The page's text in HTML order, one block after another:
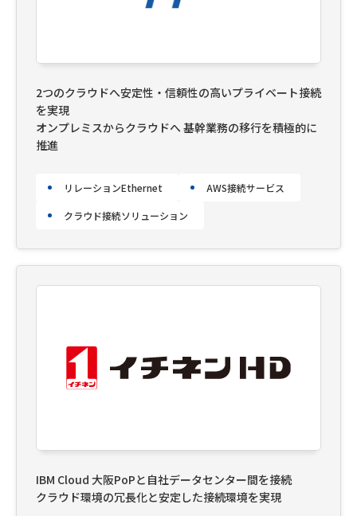
2つのクラウドへ安定性・信頼性の高いプライベート接続
を実現
オンプレミスからクラウドへ 基幹業務の移行を積極的に
推進
リレーションEthernet AWS接続サービス
クラウド接続ソリューション
IBM Cloud 大阪PoPと自社データセンター間を接続
クラウド環境の冗長化と安定した接続環境を実現